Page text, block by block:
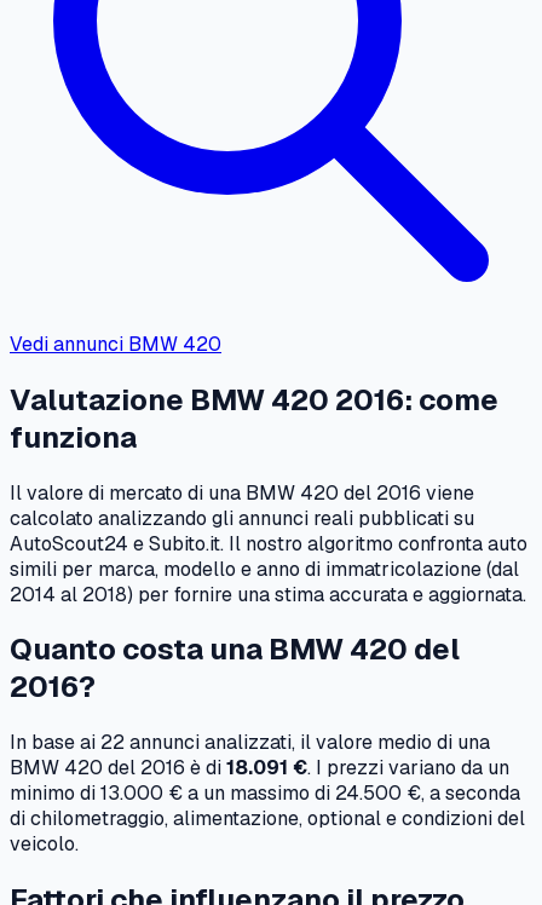
Vedi annunci BMW 420
Valutazione BMW420 2016: come
funziona
Il valore di mercato di una BMW 420 del 2016 viene
calcolato analizzando gli annunci reali pubblicati su
AutoScout24 e Subito.it. Il nostro algoritmo confronta auto
simili per marca, modello e anno di immatricolazione (dal
2014 al 2018) per fornire una stima accurata e aggiornata.
Quanto costa una BMW420 del
2016?
In base ai 22annunci analizzati, il valore medio di una
BMW 420 del 2016 è di18.091 €. I prezzi variano da un
minimo di13.000 €a un massimo di 24.500 €, a seconda
di chilometraggio, alimentazione, optional e condizioni del
veicolo.